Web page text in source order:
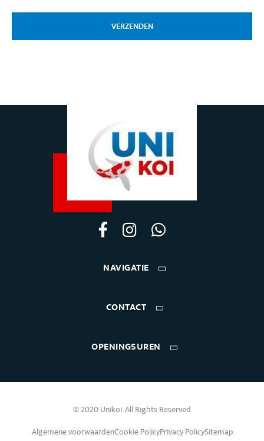
VERZENDEN
NAVIGATIE
CONTACT
OPENINGSUREN
© 2020 Unikoi. All Rights Reserved
Algemene voorwaardenCookie PolicyPrivacy PolicySitemap